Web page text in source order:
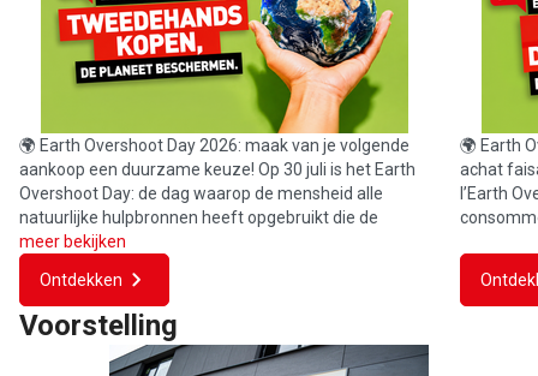
🌍 Earth Overshoot Day 2026: maak van je volgende
aankoop een duurzame keuze! Op 30 juli is het Earth
Overshoot Day: de dag waarop de mensheid alle
natuurlijke hulpbronnen heeft opgebruikt die de
meer bekijken
Ontdekken
🌍 Earth
achat
l’Earth
Voorstelling